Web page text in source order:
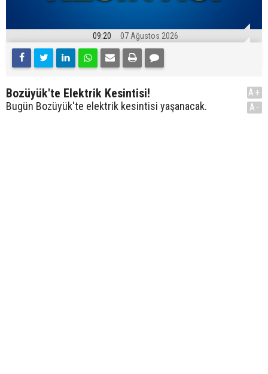
09:20 07 Ağustos 2026
Bozüyük'te Elektrik Kesintisi!
Bugün Bozüyük'te elektrik kesintisi yaşanacak.
A+
A-